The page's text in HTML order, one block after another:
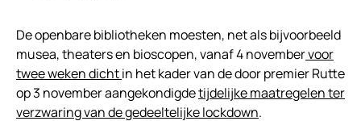
De openbare bibliotheken moesten, net als bijvoorbeeld
musea, theaters en bioscopen, vanaf 4 novembervoor
twee weken dichtin het kader van de door premier Rutte
op 3 november aangekondigdetijdelijke maatregelen ter
verzwaring van de gedeeltelijke lockdown.